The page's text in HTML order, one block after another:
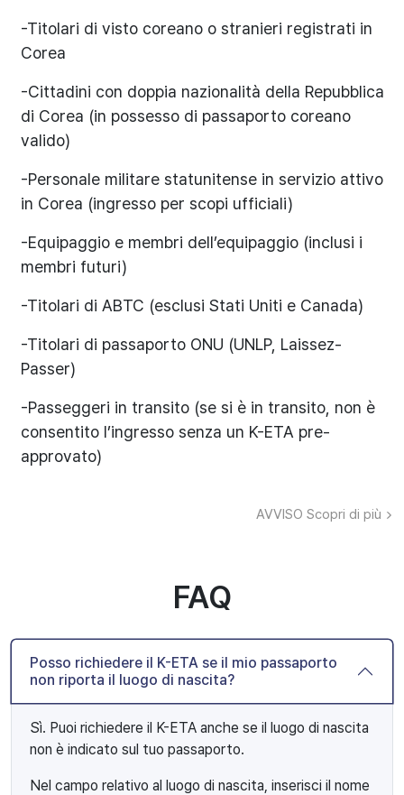
-Titolari di visto coreano o stranieri registrati in
Corea
-Cittadini con doppia nazionalità della Repubblica
di Corea (in possesso di passaporto coreano
valido)
-Personale militare statunitense in servizio attivo
in Corea (ingresso per scopi ufficiali)
-Equipaggio e membri dell’equipaggio (inclusi i
membri futuri)
-Titolari di ABTC (esclusi Stati Uniti e Canada)
-Titolari di passaporto ONU (UNLP, Laissez-
Passer)
-Passeggeri in transito (se si è in transito, non è
consentito l’ingresso senza un K-ETA pre-
approvato)
AVVISO Scopri di più
FAQ
Posso richiedere il K-ETA se il mio passaporto
non riporta il luogo di nascita?
Sì. Puoi richiedere il K-ETA anche se il luogo di nascita
non è indicato sul tuo passaporto.
Nel campo relativo al luogo di nascita, inserisci il nome